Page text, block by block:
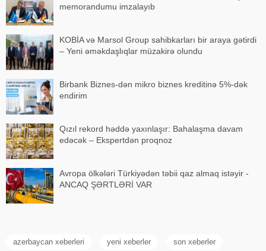
memorandumu imzalayıb
KOBİA və Marsol Group sahibkarları bir araya gətirdi
– Yeni əməkdaşlıqlar müzakirə olundu
Birbank Biznes-dən mikro biznes kreditinə 5%-dək
endirim
Qızıl rekord həddə yaxınlaşır: Bahalaşma davam
edəcək – Ekspertdən proqnoz
Avropa ölkələri Türkiyədən təbii qaz almaq istəyir -
ANCAQ ŞƏRTLƏRİ VAR
azerbaycan xeberleri yeni xeberler son xeberler